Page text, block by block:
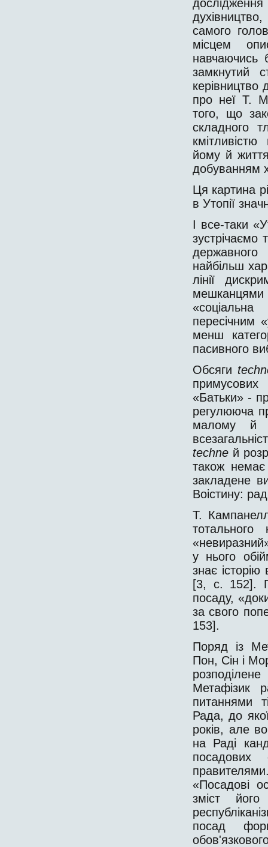
дослідження
самого
місцем
навчаючись
замкнутий
про неї Т.
того, що
складного
йому й
добуванням
Ця картина
в Утопії
І все-таки
зустрічаємо
найбільш
лінії
мешканцями
пересічним
менш
пасивного
Обсяги
примусових
«Батьки» -
регулююча
малому й
technе й
також немає
закладене
Воістину:
Т.
тотального
у нього
знає історію
[3, с. 152].
посаду,
за свого
153].
Поряд із
Пон, Сін і
Метафізик
питаннями
Рада, до
років, але
на Раді
«Посадові
зміст
посад